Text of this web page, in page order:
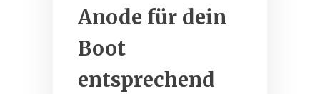
Anode für dein
Boot
entsprechend